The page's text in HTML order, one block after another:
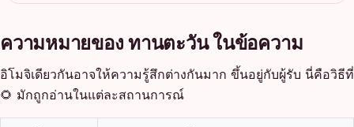
ความหมายของ ทานตะวัน ในข้อความ
อิโมจิเดียวกันอาจให้ความรู้สึกต่างกันมาก ขึ้นอยู่กับผู้รับ นี่คือวิธีที่
🌻 มักถูกอ่านในแต่ละสถานการณ์